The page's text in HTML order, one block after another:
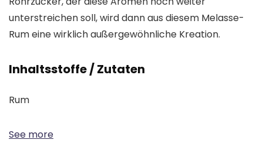
unterstreichen soll, wird dann aus diesem Melasse-
Rum eine wirklich außergewöhnliche Kreation.
Inhaltsstoffe / Zutaten
Rum
See more